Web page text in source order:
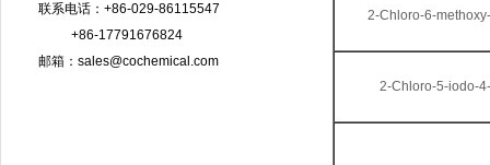
联系电话：+86-029-86115547
+86-17791676824
邮箱：sales@cochemical.com
2-Chloro-6-
2-Chloro-5-iodo-